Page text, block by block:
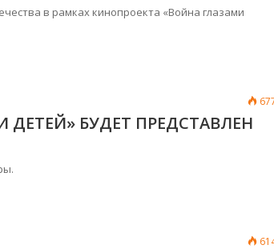
в рамках кинопроекта «Война глазами
БУДЕТ ПРЕДСТАВЛЕН